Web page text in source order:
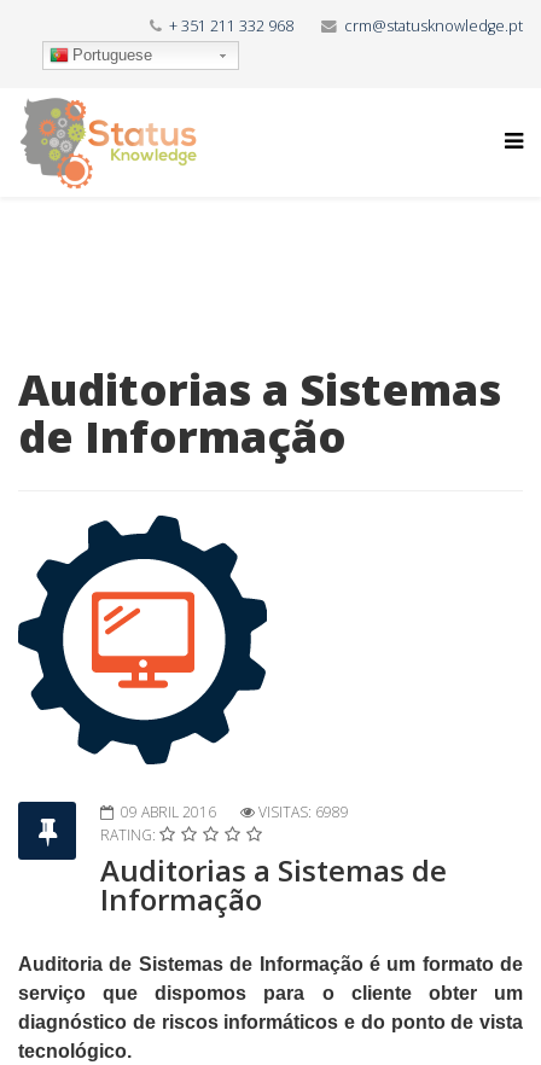
+ 351 211 332 968 crm@statusknowledge.pt
Portuguese
Auditorias a Sistemas
de Informação
09 ABRIL 2016
VISITAS: 6989
RATING:
Auditorias a Sistemas de
Informação
Auditoria de Sistemas de Informação é um formato de
serviço que dispomos para o cliente obter um
diagnóstico de riscos informáticos e do ponto de vista
tecnológico.